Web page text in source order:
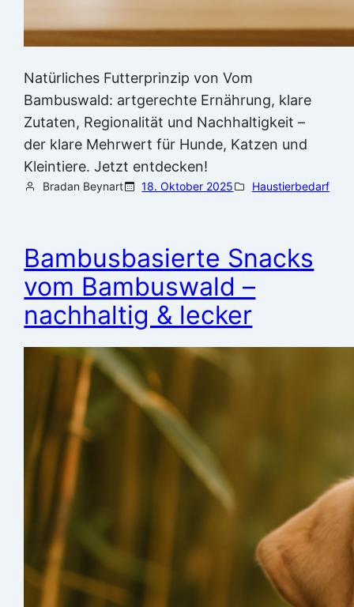
Natürliches Futterprinzip von Vom
Bambuswald: artgerechte Ernährung, klare
Zutaten, Regionalität und Nachhaltigkeit –
der klare Mehrwert für Hunde, Katzen und
Kleintiere. Jetzt entdecken!
Bradan Beynart 18. Oktober 2025 Haustierbedarf
Bambusbasierte Snacks
vom Bambuswald –
nachhaltig & lecker